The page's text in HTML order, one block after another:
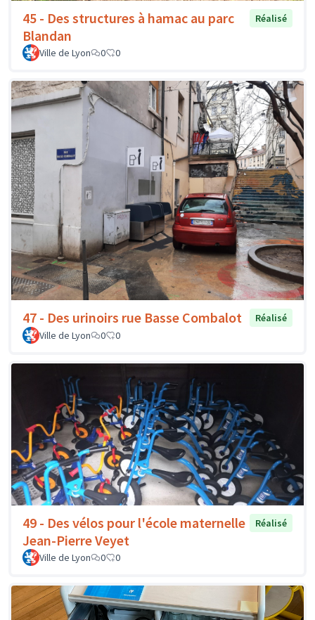
45 - Des structures à hamac au parc
Blandan
Réalisé
Ville de Lyon 0 0
47 - Des urinoirs rue Basse Combalot
Réalisé
Ville de Lyon
0 0
49 - Des vélos pour l'école maternelle
Jean-Pierre Veyet
Réalisé
Ville de Lyon 0 0